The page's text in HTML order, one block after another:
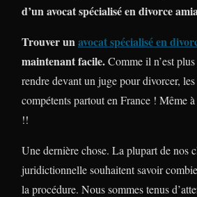
d’un avocat spécialisé en divorce
Trouver unavocat spécialisé en
maintenant facile.Comme il n’est
rendre devant un juge pour divorcer,
compétents partout en France ! Même
!!
Une dernière chose. La plupart de nos
juridictionnelle souhaitent savoir
la procédure. Nous sommes tenus